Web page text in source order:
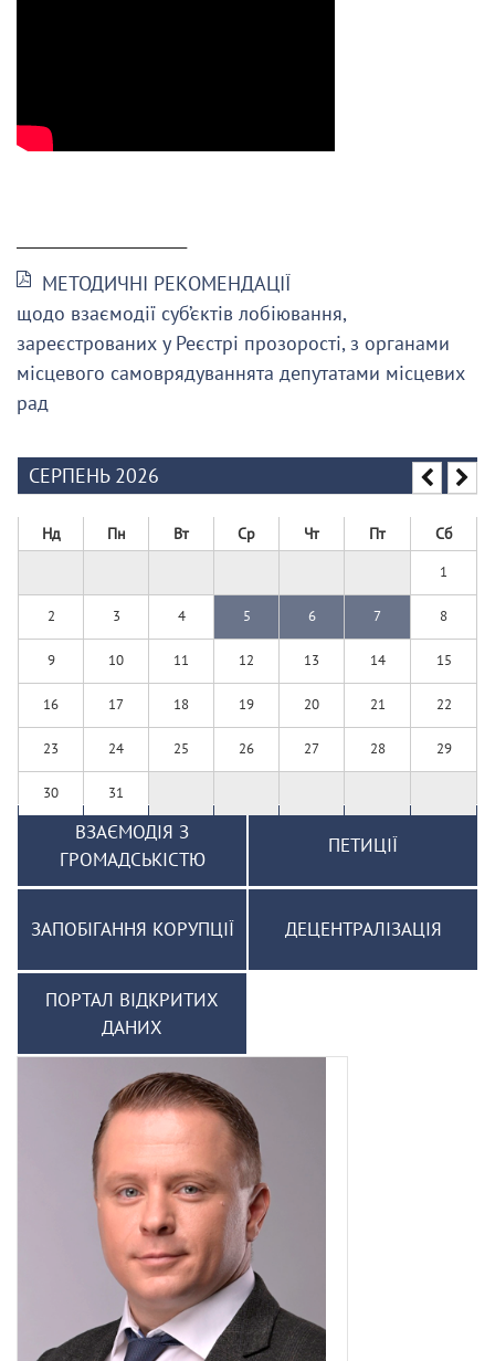
МЕТОДИЧНІ РЕКОМЕНДАЦІЇ
щодо взаємодії суб’єктів лобіювання,
зареєстрованих у Реєстрі прозорості, з органами
місцевого самоврядуваннята депутатами місцевих
рад
СЕРПЕНЬ 2026
Нд Пн Вт Ср Чт Пт Сб
1
2 3 4 5 6 7 8
9 10 11 12 13 14 15
16 17 18 19 20 21 22
23 24 25 26 27 28 29
30 31
ВЗАЄМОДІЯ З
ГРОМАДСЬКІСТЮ
ПЕТИЦІЇ
ЗАПОБІГАННЯ КОРУПЦІЇ ДЕЦЕНТРАЛІЗАЦІЯ
ПОРТАЛ ВІДКРИТИХ
ДАНИХ